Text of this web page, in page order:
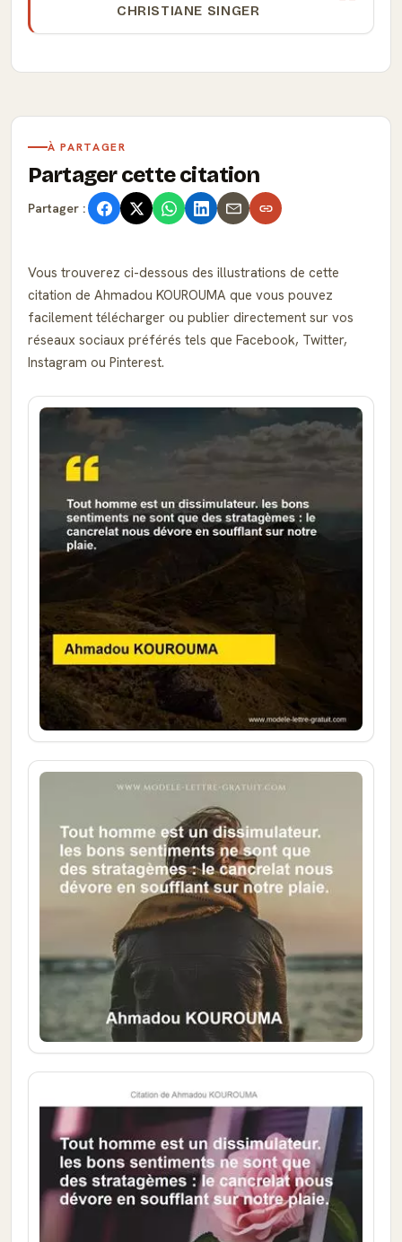
CHRISTIANE SINGER
À PARTAGER
Partager cette citation
Partager :
Vous trouverez ci-dessous des illustrations de cette
citation de Ahmadou KOUROUMA que vous pouvez
facilement télécharger ou publier directement sur vos
réseaux sociaux préférés tels que Facebook, Twitter,
Instagram ou Pinterest.